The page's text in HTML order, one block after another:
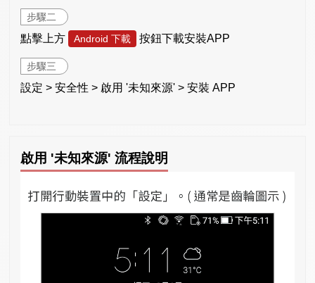
步驟二
點擊上方 Android 下載 按鈕下載安裝APP
步驟三
設定 > 安全性 > 啟用 '未知來源' > 安裝 APP
啟用 '未知來源' 流程說明